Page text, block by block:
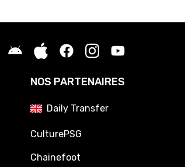
NOS PARTENAIRES
Daily Transfer
CulturePSG
Chainefoot